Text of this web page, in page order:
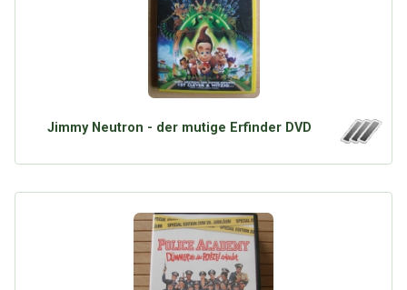
Mit Email Twitter
Jimmy Neutron - der mutige Erfinder DVD